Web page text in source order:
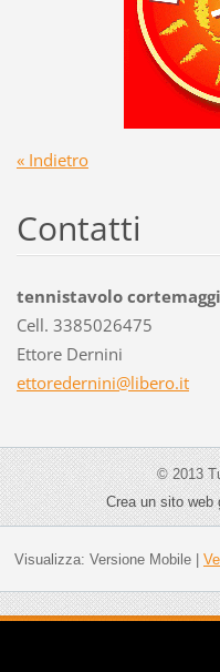
« Indietro
Contatti
tennistavolo
Cell. 3385026475
Ettore Dernini
ettoredernini@libero.it
© 2013
Crea un sito web
Visualizza: Versione Mobile|